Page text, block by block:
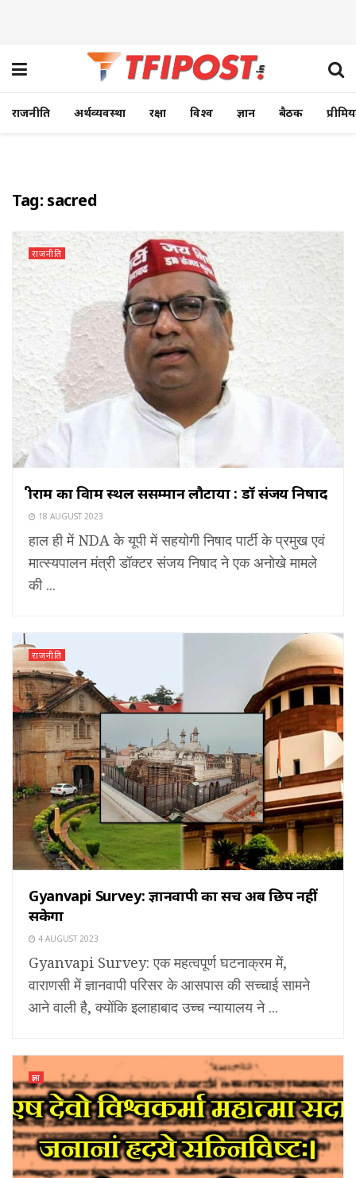
राजनीति अर्थव्यवस्था रक्षा विश्व ज्ञान बैठक
Tag: sacred
राजनीति
श्रीराम का विश्राम स्थल ससम्मान लौटाया : डॉ संजय निषाद
18 AUGUST 2023
हाल ही में NDA के यूपी में सहयोगी निषाद पार्टी के प्रमुख एवं
मात्स्यपालन मंत्री डॉक्टर संजय निषाद ने एक अनोखे मामले
की ...
राजनीति
Gyanvapi Survey: ज्ञानवापी का सच अब छिप नहीं
सकेगा
4 AUGUST 2023
Gyanvapi Survey: एक महत्वपूर्ण घटनाक्रम में,
वाराणसी में ज्ञानवापी परिसर के आसपास की सच्चाई सामने
आने वाली है, क्योंकि इलाहाबाद उच्च न्यायालय ने ...
ज्ञान